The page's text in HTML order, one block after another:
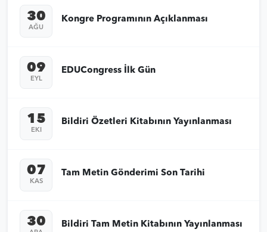
30
AĞU
Kongre Programının Açıklanması
09
EYL
EDUCongress İlk Gün
15
EKI
Bildiri Özetleri Kitabının Yayınlanması
07
KAS
Tam Metin Gönderimi Son Tarihi
30 Bildiri Tam Metin Kitabının Yayınlanması